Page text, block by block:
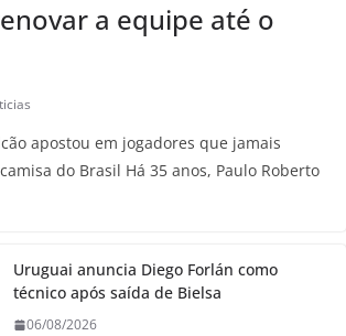
a equipe até o
apostou em jogadores que jamais
do Brasil Há 35 anos, Paulo Roberto
Uruguai anuncia Diego Forlán como
técnico após saída de Bielsa
06/08/2026